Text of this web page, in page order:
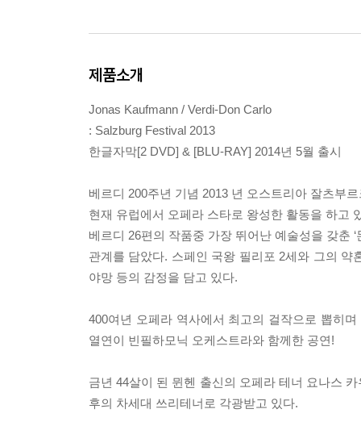
제품소개
Jonas Kaufmann / Verdi-Don Carlo
: Salzburg Festival 2013
한글자막[2 DVD] & [BLU-RAY] 2014년 5월 출시
베르디 200주년 기념 2013 년 오스트리아 잘츠부
현재 유럽에서 오페라 스타로 왕성한 활동을 하고
베르디 26편의 작품중 가장 뛰어난 예술성을 갖춘
관계를 담았다. 스페인 국왕 필리포 2세와 그의
야망 등의 감정을 담고 있다.
400여년 오페라 역사에서 최고의 걸작으로 뽑히
열연이 빈필하모닉 오케스트라와 함께한 공연!
금년 44살이 된 뮌헨 출신의 오페라 테너 요나스
후의 차세대 쓰리테너로 각광받고 있다.